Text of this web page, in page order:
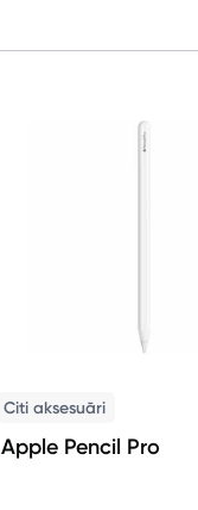
Citi aksesuāri
Apple Pencil Pro